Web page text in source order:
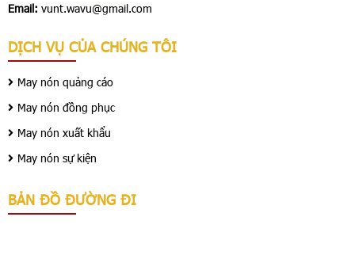
Email: vunt.wavu@gmail.com
DỊCH VỤ CỦA CHÚNG TÔI
May nón quảng cáo
May nón đồng phục
May nón xuất khẩu
May nón sự kiện
BẢN ĐỒ ĐƯỜNG ĐI